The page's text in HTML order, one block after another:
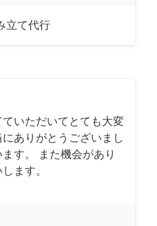
立て代行
いただいてとても大変
ありがとうございまし
す。 また機会があり
ます。